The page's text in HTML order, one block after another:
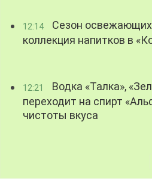
12:14
Сезон
коллекция напитков в
12:21
Водка «Талка»,
переходит на спирт
чистоты вкуса